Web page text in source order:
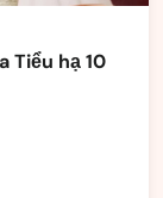
Tiểu hạ 10